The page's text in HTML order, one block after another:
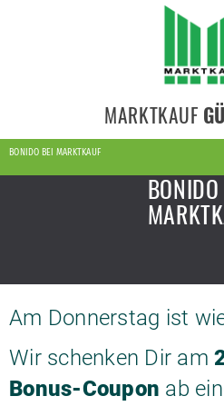
MARKTKAUF
BONIDO BEI MARKTKAUF
Am Donnerstag ist
Wir schenken Dir am
Bonus-Coupon ab